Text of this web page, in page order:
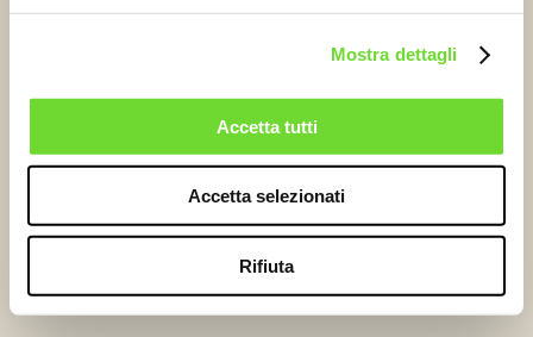
Mostra dettagli
Accetta tutti
Accetta selezionati
Rifiuta